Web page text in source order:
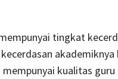
tingkat
kualitas